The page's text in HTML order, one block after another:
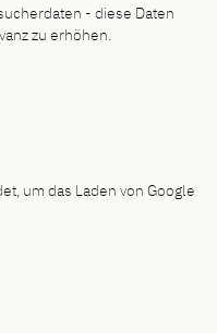
- diese Daten
zu erhöhen.
um das Laden von Google